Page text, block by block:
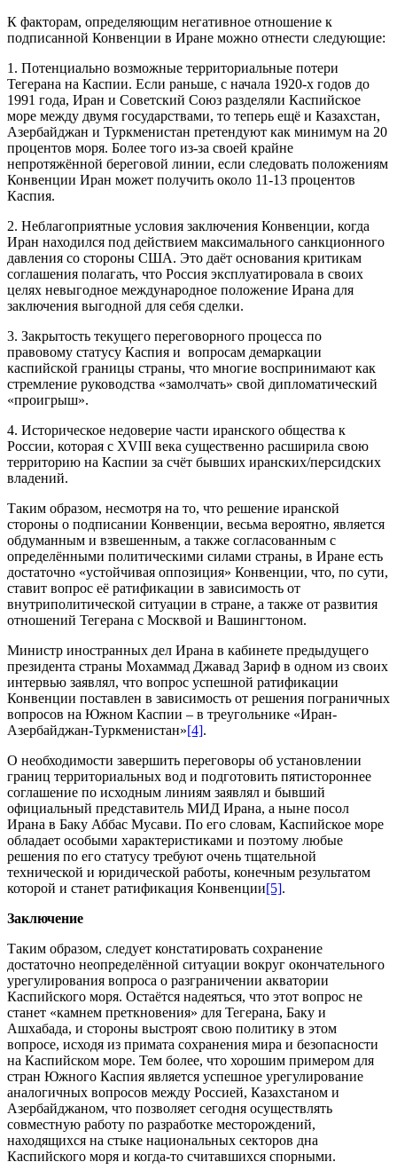
К факторам, определяющим негативное отношение к
подписанной Конвенции в Иране можно отнести следующие:
1. Потенциально возможные территориальные потери
Тегерана на Каспии. Если раньше, с начала 1920-х годов до
1991 года, Иран и Советский Союз разделяли Каспийское
море между двумя государствами, то теперь ещё и Казахстан,
Азербайджан и Туркменистан претендуют как минимум на 20
процентов моря. Более того из-за своей крайне
непротяжённой береговой линии, если следовать положениям
Конвенции Иран может получить около 11-13 процентов
Каспия.
2. Неблагоприятные условия заключения Конвенции, когда
Иран находился под действием максимального санкционного
давления со стороны США. Это даёт основания критикам
соглашения полагать, что Россия эксплуатировала в своих
целях невыгодное международное положение Ирана для
заключения выгодной для себя сделки.
3. Закрытость текущего переговорного процесса по
правовому статусу Каспия и вопросам демаркации
каспийской границы страны, что многие воспринимают как
стремление руководства «замолчать» свой дипломатический
«проигрыш».
4. Историческое недоверие части иранского общества к
России, которая с XVIII века существенно расширила свою
территорию на Каспии за счёт бывших иранских/персидских
владений.
Таким образом, несмотря на то, что решение иранской
стороны о подписании Конвенции, весьма вероятно, является
обдуманным и взвешенным, а также согласованным с
определёнными политическими силами страны, в Иране есть
достаточно «устойчивая оппозиция» Конвенции, что, по сути,
ставит вопрос её ратификации в зависимость от
внутриполитической ситуации в стране, а также от развития
отношений Тегерана с Москвой и Вашингтоном.
Министр иностранных дел Ирана в кабинете предыдущего
президента страны Мохаммад Джавад Зариф в одном из своих
интервью заявлял, что вопрос успешной ратификации
Конвенции поставлен в зависимость от решения пограничных
вопросов на Южном Каспии – в треугольнике «Иран-
Азербайджан-Туркменистан»[4].
О необходимости завершить переговоры об установлении
границ территориальных вод и подготовить пятистороннее
соглашение по исходным линиям заявлял и бывший
официальный представитель МИД Ирана, а ныне посол
Ирана в Баку Аббас Мусави. По его словам, Каспийское море
обладает особыми характеристиками и поэтому любые
решения по его статусу требуют очень тщательной
технической и юридической работы, конечным результатом
которой и станет ратификация Конвенции[5].
Заключение
Таким образом, следует констатировать сохранение
достаточно неопределённой ситуации вокруг окончательного
урегулирования вопроса о разграничении акватории
Каспийского моря. Остаётся надеяться, что этот вопрос не
станет «камнем преткновения» для Тегерана, Баку и
Ашхабада, и стороны выстроят свою политику в этом
вопросе, исходя из примата сохранения мира и безопасности
на Каспийском море. Тем более, что хорошим примером для
стран Южного Каспия является успешное урегулирование
аналогичных вопросов между Россией, Казахстаном и
Азербайджаном, что позволяет сегодня осуществлять
совместную работу по разработке месторождений,
находящихся на стыке национальных секторов дна
Каспийского моря и когда-то считавшихся спорными.